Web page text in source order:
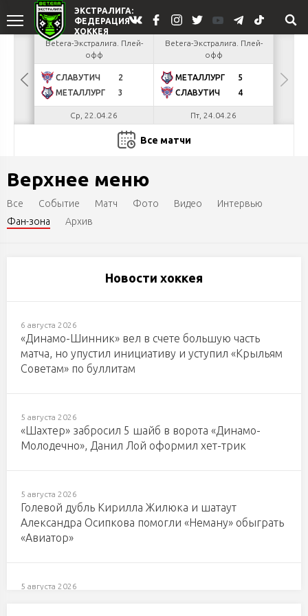
Betera-Экстралига. Плей-
офф
СЛАВУТИЧ
2
МЕТАЛЛУРГ
3
Ср, 22.04.26
Betera-Экстралига. Плей-
офф
МЕТАЛЛУРГ
5
СЛАВУТИЧ
4
Пт, 24.04.26
Все матчи
Верхнее меню
Все Событие Матч Фото Видео
Интервью
Фан-зона
Архив
Новости хоккея
6 августа 2026
«Динамо-Шинник» вел в счете большую часть
матча, но упустил инициативу и уступил «Крыльям
Советам» по буллитам
5 августа 2026
«Шахтер» забросил 5 шайб в ворота «Динамо-
Молодечно», Данил Лой оформил хет-трик
5 августа 2026
Голевой дубль Кирилла Жилюка и шатаут
Александра Осипкова помогли «Неману» обыграть
«Авиатор»
5 августа 2026